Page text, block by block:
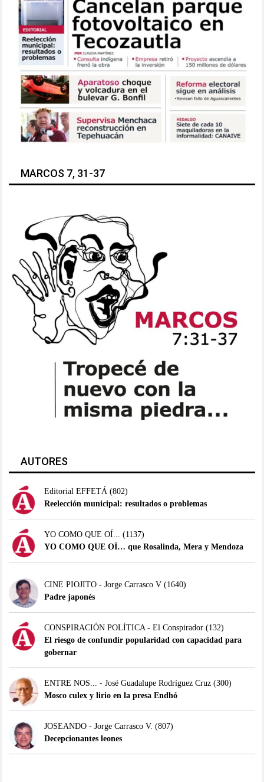
MARCOS 7, 31-37
AUTORES
Editorial EFFETÁ(802)
Reelección municipal: resultados o problemas
YO COMO QUE OÍ... (1137)
YO COMO QUE OÍ… que Rosalinda, Mera y Mendoza
CINE PIOJITO - Jorge Carrasco V(1640)
Padre japonés
CONSPIRACIÓN POLÍTICA - El Conspirador(132)
El riesgo de confundir popularidad con capacidad para
gobernar
ENTRE NOS... - José Guadalupe Rodríguez Cruz(300)
Mosco culex y lirio en la presa Endhó
JOSEANDO - Jorge Carrasco V. (807)
Decepcionantes leones